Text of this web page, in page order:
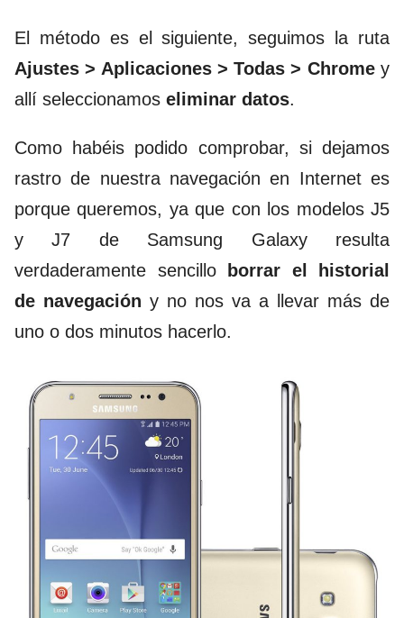
El método es el siguiente, seguimos la ruta
Ajustes > Aplicaciones > Todas > Chromey
allí seleccionamos eliminar datos.
Como habéis podido comprobar, si dejamos
rastro de nuestra navegación en Internet es
porque queremos, ya que con los modelos J5
y J7 de Samsung Galaxy resulta
verdaderamente sencillo
borrar el historial
de navegación y no nos va a llevar más de
uno o dos minutos hacerlo.